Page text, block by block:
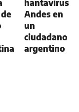
hantavirus
Andes en
un
ciudadano
argentino